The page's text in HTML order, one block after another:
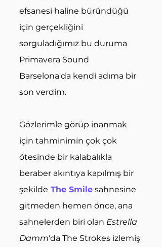
efsanesi haline büründüğü
için gerçekliğini
sorguladığımız bu duruma
Primavera Sound
Barselona'da kendi adıma bir
son verdim.
Gözlerimle görüp inanmak
için tahminimin çok çok
ötesinde bir kalabalıkla
beraber akıntıya kapılmış bir
şekilde The Smile sahnesine
gitmeden hemen önce, ana
sahnelerden biri olan Estrella
Damm'da The Strokes izlemiş